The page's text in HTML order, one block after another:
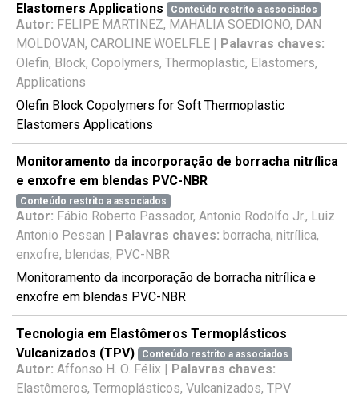
Elastomers Applications
Conteúdo restrito a associados
Autor: FELIPE MARTINEZ, MAHALIA SOEDIONO, DAN
MOLDOVAN, CAROLINE WOELFLE |
Palavras chaves:
Olefin, Block, Copolymers, Thermoplastic, Elastomers,
Applications
Olefin Block Copolymers for Soft Thermoplastic
Elastomers Applications
Monitoramento da incorporação de borracha nitrílica
e enxofre em blendas PVC-NBR
Conteúdo restrito a associados
Autor: Fábio Roberto Passador, Antonio Rodolfo Jr., Luiz
Antonio Pessan |
Palavras chaves: borracha, nitrílica,
enxofre, blendas, PVC-NBR
Monitoramento da incorporação de borracha nitrílica e
enxofre em blendas PVC-NBR
Tecnologia em Elastômeros Termoplásticos
Vulcanizados (TPV)
Conteúdo restrito a associados
Autor: Affonso H. O. Félix |
Palavras chaves:
Elastômeros, Termoplásticos, Vulcanizados, TPV